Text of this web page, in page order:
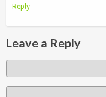
Reply
Leave a Reply